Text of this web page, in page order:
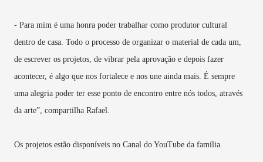
- Para mim é uma honra poder trabalhar como produtor cultural
dentro de casa. Todo o processo de organizar o material de cada um,
de escrever os projetos, de vibrar pela aprovação e depois fazer
acontecer, é algo que nos fortalece e nos une ainda mais. É sempre
uma alegria poder ter esse ponto de encontro entre nós todos, através
da arte”, compartilha Rafael.
Os projetos estão disponíveis no Canal do YouTube da família.